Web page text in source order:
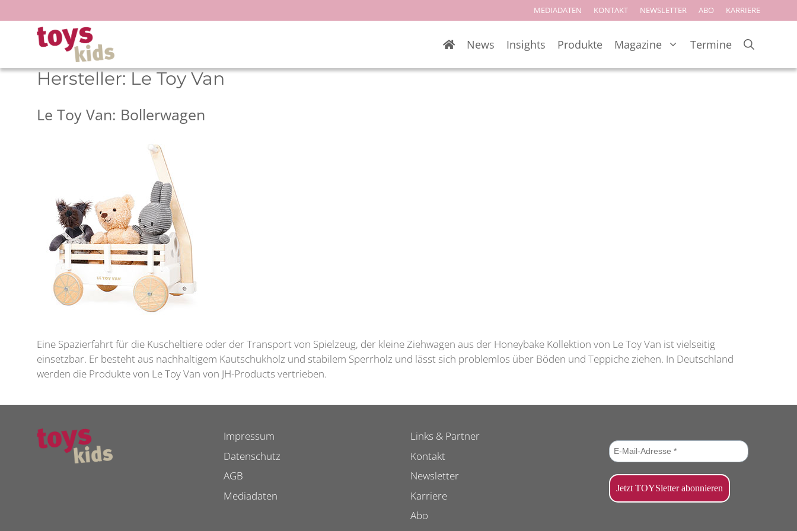
Inhalt
springen
MEDIADATEN KONTAKT NEWSLETTER ABO KARRIERE
News Insights Produkte Magazine Termine
Hersteller:Le Toy Van
Le Toy Van: Bollerwagen
Eine Spazierfahrt für die Kuscheltiere oder der Transport von Spielzeug, der kleine Ziehwagen aus der Honeybake Kollektion von Le Toy Van ist vielseitig
einsetzbar. Er besteht aus nachhaltigem Kautschukholz und stabilem Sperrholz und lässt sich problemlos über Böden und Teppiche ziehen. In Deutschland
werden die Produkte von Le Toy Van von JH-Products vertrieben.
Impressum
Datenschutz
AGB
Mediadaten
Links & Partner
Kontakt
Newsletter
Karriere
Abo